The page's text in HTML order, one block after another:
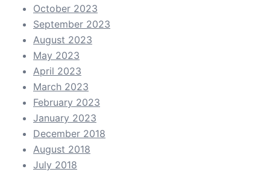
October 2023
September 2023
August 2023
May 2023
April 2023
March 2023
February 2023
January 2023
December 2018
August 2018
July 2018